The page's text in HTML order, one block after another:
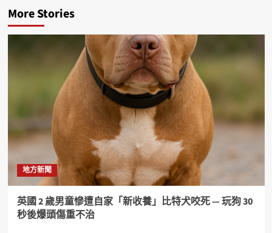
More Stories
地方新聞
英國 2 歲男童慘遭自家「新收養」比特犬咬死 — 玩狗 30
秒後爆頭傷重不治